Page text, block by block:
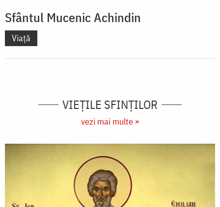
Sfântul Mucenic Achindin
Viață
VIEŢILE SFINŢILOR
vezi mai multe »